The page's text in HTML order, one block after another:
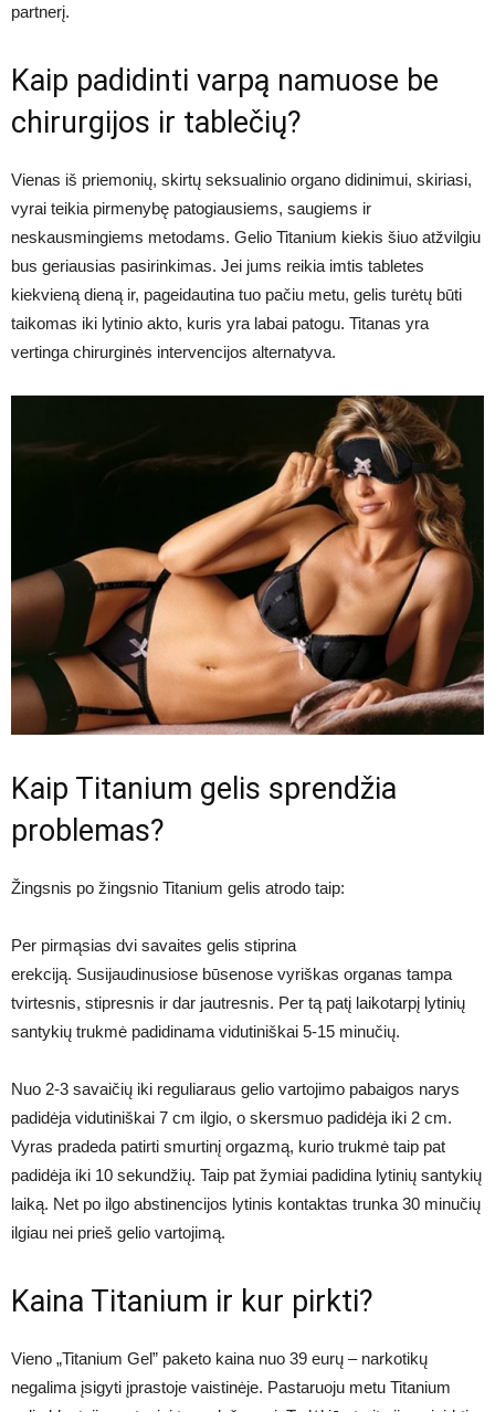
partnerį.
Kaip padidinti varpą namuose be
chirurgijos ir tablečių?
Vienas iš priemonių, skirtų seksualinio organo didinimui, skiriasi,
vyrai teikia pirmenybę patogiausiems, saugiems ir
neskausmingiems metodams. Gelio Titanium kiekis šiuo atžvilgiu
bus geriausias pasirinkimas. Jei jums reikia imtis tabletes
kiekvieną dieną ir, pageidautina tuo pačiu metu, gelis turėtų būti
taikomas iki lytinio akto, kuris yra labai patogu. Titanas yra
vertinga chirurginės intervencijos alternatyva.
Kaip Titanium gelis sprendžia
problemas?
Žingsnis po žingsnio Titanium gelis atrodo taip:
Per pirmąsias dvi savaites gelis stiprina
erekciją. Susijaudinusiose būsenose vyriškas organas tampa
tvirtesnis, stipresnis ir dar jautresnis. Per tą patį laikotarpį lytinių
santykių trukmė padidinama vidutiniškai 5-15 minučių.
Nuo 2-3 savaičių iki reguliaraus gelio vartojimo pabaigos narys
padidėja vidutiniškai 7 cm ilgio, o skersmuo padidėja iki 2 cm.
Vyras pradeda patirti smurtinį orgazmą, kurio trukmė taip pat
padidėja iki 10 sekundžių. Taip pat žymiai padidina lytinių santykių
laiką. Net po ilgo abstinencijos lytinis kontaktas trunka 30 minučių
ilgiau nei prieš gelio vartojimą.
Kaina Titanium ir kur pirkti?
Vieno „Titanium Gel” paketo kaina nuo 39 eurų – narkotikų
negalima įsigyti įprastoje vaistinėje. Pastaruoju metu Titanium